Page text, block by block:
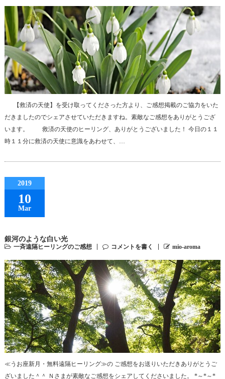
【救済の天使】を受け取ってくださった方より、ご感想掲載のご協力をいた
だきましたのでシェアさせていただきますね。素敵なご感想をありがとうござ
います。 救済の天使のヒーリング、ありがとうございました！ 今日の１１
時１１分に救済の天使に意識をあわせて、…
2019
10
Mar
銀河のような白い光
一斉遠隔ヒーリングのご感想 コメントを書く mio-aroma
≪うお座新月・無料遠隔ヒーリング≫の ご感想をお送りいただきありがとうご
ざいました＾＾ Ｎさまが素敵なご感想をシェアしてくださいました。 *～*～*